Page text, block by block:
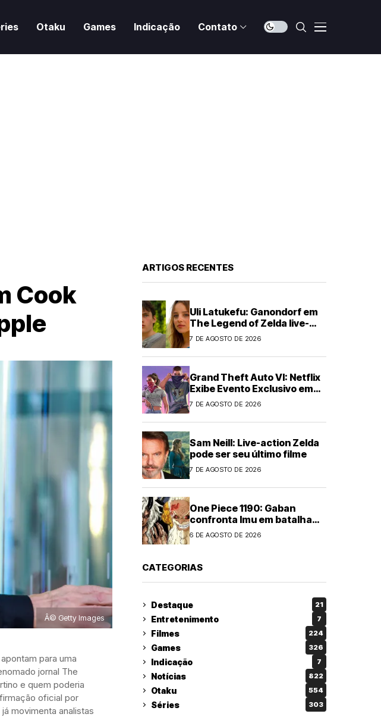
Otaku Games Indicação Contato
Cook
Â© Getty Images
para uma
jornal The
e quem poderia
oficial por
movimenta analistas
ARTIGOS RECENTES
Uli Latukefu: Ganondorf em
The Legend of Zelda live-
action
7 DE AGOSTO DE 2026
Grand Theft Auto VI: Netflix
Exibe Evento Exclusivo em
Agosto
7 DE AGOSTO DE 2026
Sam Neill: Live-action Zelda
pode ser seu último filme
7 DE AGOSTO DE 2026
One Piece 1190: Gaban
confronta Imu em batalha
épica
6 DE AGOSTO DE 2026
CATEGORIAS
Destaque 21
Entretenimento 7
Filmes 224
Games 326
Indicação 7
Notícias 822
Otaku 554
Séries 303